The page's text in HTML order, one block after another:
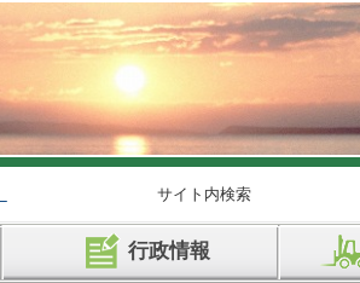
サイト内検索
行政情報